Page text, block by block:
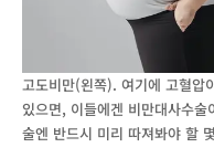
고도비만(왼쪽). 여기에 고혈압
있으면, 이들에겐 비만대사수
술엔 반드시 미리 따져봐야 할